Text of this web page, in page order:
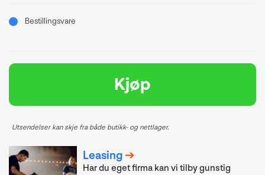
Bestillingsvare
Kjøp
Utsendelser kan skje fra både butikk- og nettlager.
Leasing
Har du eget firma kan vi tilby gunstig